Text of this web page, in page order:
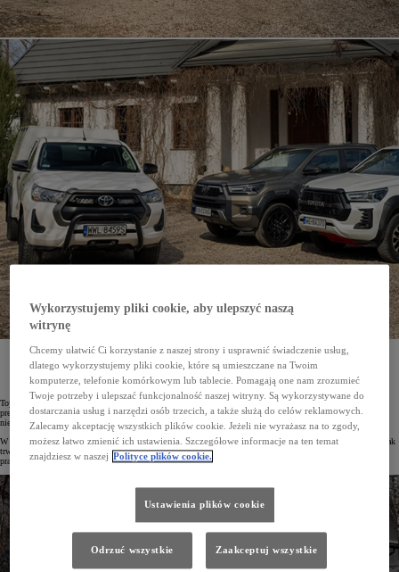
Ogłoszone zostały wyniki tegorocznej edycji prestiżowego plebiscytu Carbuyer Used Car Awards
2023. Najbardziej niezawodnym pick-upem na rynku brytyjskim została Toyota Hilux. Pojazd ten
został doceniony za legendarną jakość, możliwości terenowe, a także rozszerzoną gwarancję Toyota
Relax.
Toyota Hilux została wybrana najlepszym używanym pick-upem 2023 roku. Model ten – według jurorów
prestiżowego plebiscytu Carbuyer Used Car Awards 2023 – wyróżnia się na rynku aut używanych największą
niezawodnością.
W plebiscycie były oceniane auta z drugiej ręki z 16 segmentów. Pod uwagę brano kluczowe kryteria, takie jak
trwałość, stosunek ceny do jakości czy niezawodność. Jurorzy zwracali także uwagę na wrażenia z jazdy,
praktyczność i wyposażenie.
Wykorzystujemy pliki cookie, aby ulepszyć naszą
witrynę
Chcemy ułatwić Ci korzystanie z naszej strony i usprawnić świadczenie usług,
dlatego wykorzystujemy pliki cookie, które są umieszczane na Twoim
komputerze, telefonie komórkowym lub tablecie. Pomagają one nam zrozumieć
Twoje potrzeby i ulepszać funkcjonalność naszej witryny. Są wykorzystywane do
dostarczania usług i narzędzi osób trzecich, a także służą do celów reklamowych.
Zalecamy akceptację wszystkich plików cookie. Jeżeli nie wyrażasz na to zgody,
możesz łatwo zmienić ich ustawienia. Szczegółowe informacje na ten temat
znajdziesz w naszej Polityce plików cookie.
Ustawienia plików cookie
Odrzuć wszystkie Zaakceptuj wszystkie